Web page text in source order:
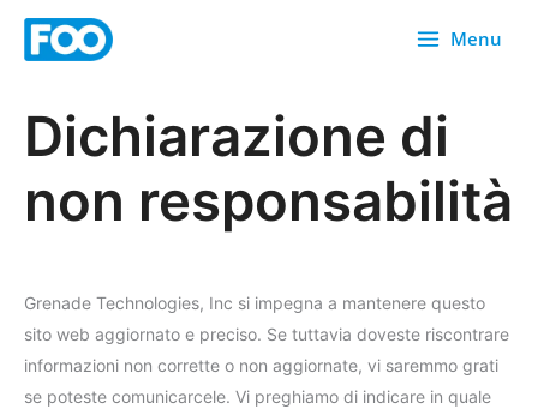
Menu
Dichiarazione di
non responsabilità
Grenade Technologies, Inc si impegna a mantenere questo
sito web aggiornato e preciso. Se tuttavia doveste riscontrare
informazioni non corrette o non aggiornate, vi saremmo grati
se poteste comunicarcele. Vi preghiamo di indicare in quale